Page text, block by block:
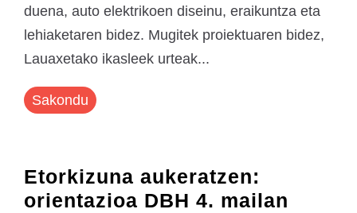
duena, auto elektrikoen diseinu, eraikuntza eta
lehiaketaren bidez. Mugitek proiektuaren bidez,
Lauaxetako ikasleek urteak...
Sakondu
Etorkizuna aukeratzen:
orientazioa DBH 4. mailan